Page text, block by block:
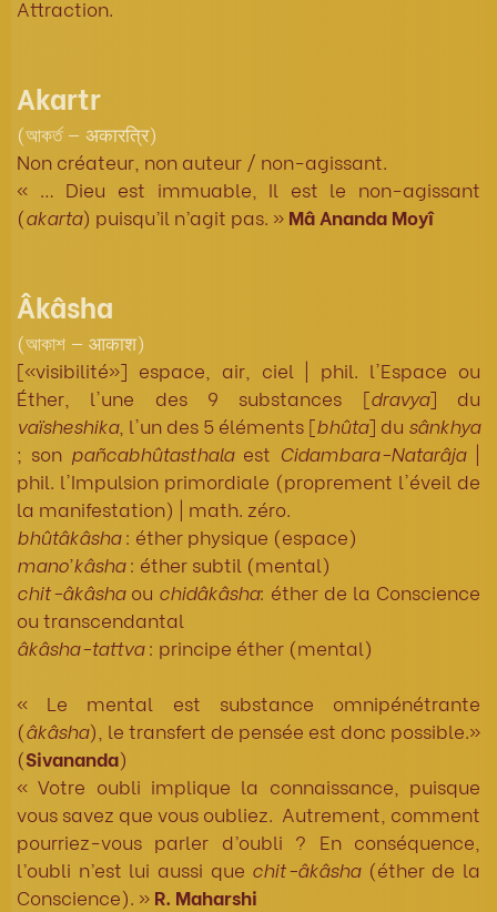
Attraction.
Akartr
(আকর্ত — अकारत्रि)
Non créateur, non auteur / non-agissant.
« … Dieu est immuable, Il est le non-agissant
(akarta) puisqu’il n’agit pas. » Mâ Ananda Moyî
Âkâsha
(আকাশ — आकाश)
[«visibilité»] espace, air, ciel | phil. l'Espace ou
Éther, l'une des 9 substances [dravya] du
vaïsheshika, l'un des 5 éléments [bhûta] du sânkhya
; son pañcabhûtasthalaest Cidambara-Natarâja|
phil. l'Impulsion primordiale (proprement l'éveil de
la manifestation) | math. zéro.
bhûtâkâsha: éther physique (espace)
mano’kâsha: éther subtil (mental)
chit-âkâshaou chidâkâsha: éther de la Conscience
ou transcendantal
âkâsha-tattva: principe éther (mental)
« Le mental est substance omnipénétrante
(âkâsha), le transfert de pensée est donc possible.»
(Sivananda)
« Votre oubli implique la connaissance, puisque
vous savez que vous oubliez. Autrement, comment
pourriez-vous parler d’oubli ? En conséquence,
l’oubli n’est lui aussi que chit-âkâsha(éther de la
Conscience). » R. Maharshi